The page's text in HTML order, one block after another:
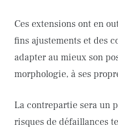
Ces extensions ont en
fins ajustements et des
adapter au mieux son
morphologie, à ses
La contrepartie sera un
risques de défaillances